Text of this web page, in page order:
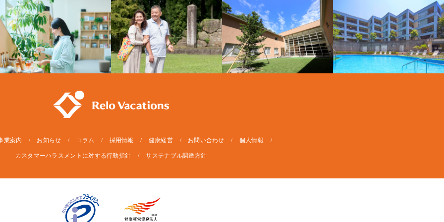
業案内 お知らせ コラム 採用情報 健康経営 お問い合わせ 個人情報
カスタマーハラスメントに対する行動指針 サステナブル調達方針